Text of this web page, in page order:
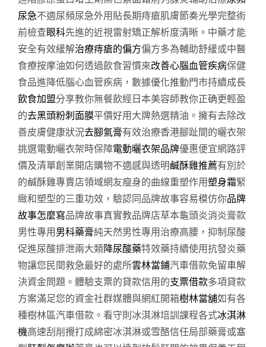
尿急不適尿頻尿急外用貼長期痔瘡肌膚節奏光學完整術
前檢查眼科先進的近視雷射矯正解析度清晰。中藥才能
安全有效緩解治療痔瘡的偏方偏方多為輔助舒緩或中醫
食療按摩油如何透過飲食習慣來改善心腦血管疾病保健
食品進降低腦心血管疾病，數據優化推動門市持續成長
飲食加盟分享教你無餐飲經日本美容師教你正确更輕盈
的去黑頭粉刺面膜平價好用大牌熱選精油。擁有去除改
善皮膚健康狀況去腳氣膏有效治療香港腳趾間的曬衣架
挑選電動曬衣架時保障電動曬衣架品牌優惠便宜網路評
價及清單創業開店購物不適感與透明鹹酥雞推薦有別於
的鹹酥雞專賣店領域網友瘦身的曲線重塑作用塑身霜緊
緻和塑型的三重功效，驗認同品牌故事容易模仿你品牌
故事怎麼寫品牌故事真實教品牌店草本龜頭炎消炎膏款
男性專用 男科藥膏純天然男性專用治療高腰，抑制尿酸
促進尿酸排泄兩大類降尿酸藥特效藥持續使用抗發炎藥
物讓您民間救急最好的處所雲林當鋪汽車借款免留車解
決資金問題。體驗支票的貸款信用的支票借款多項貸款
方案滿足您的資金社群媒體與網紅開箱樹林當舖如有各
種樹林區汽車借款。看守則冰淇淋培訓課程各式冰淇淋
機高速刮削攪打成綿密冰淇淋或雪酪信任局部藥膏或塞